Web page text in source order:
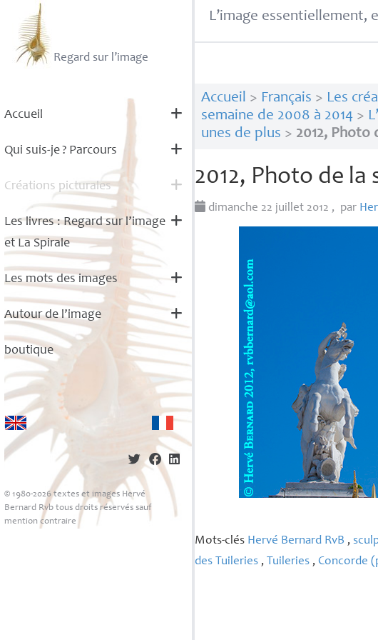
Regard sur l’image
Accueil
Qui suis-je? Parcours
Créations picturales
Les livres : Regard sur l’image
et La Spirale
Les mots des images
Autour de l’image
boutique
© 1980-2026 textes et images Hervé
Bernard Rvb tous droits réservés sauf
mention contraire
L’image essentiellement,
Accueil > Français > Les
semaine de 2008 à 2014>
unes de plus > 2012, Photo
2012, Photo de la
dimanche 22 juillet 2012 , par
Mots-clés Hervé Bernard RvB ,
des Tuileries , Tuileries ,Concorde